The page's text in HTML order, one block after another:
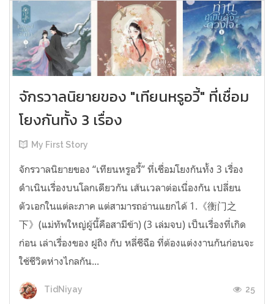
จักรวาลนิยายของ "เทียนหรูอวี้" ที่เชื่อม
โยงกันทั้ง 3 เรื่อง
My First Story
จักรวาลนิยายของ “เทียนหรูอวี้” ที่เชื่อมโยงกันทั้ง 3 เรื่อง
ดำเนินเรื่องบนโลกเดียวกัน เส้นเวลาต่อเนื่องกัน เปลี่ยน
ตัวเอกในแต่ละภาค แต่สามารถอ่านแยกได้ 1.《衡门之
下》(แม่ทัพใหญ่ผู้นี้คือสามีข้า) (3 เล่มจบ) เป็นเรื่องที่เกิด
ก่อน เล่าเรื่องของ ฝูถิง กับ หลี่ชีฉือ ที่ต้องแต่งงานกันก่อนจะ
ใช้ชีวิตห่างไกลกัน...
TidNiyay 25